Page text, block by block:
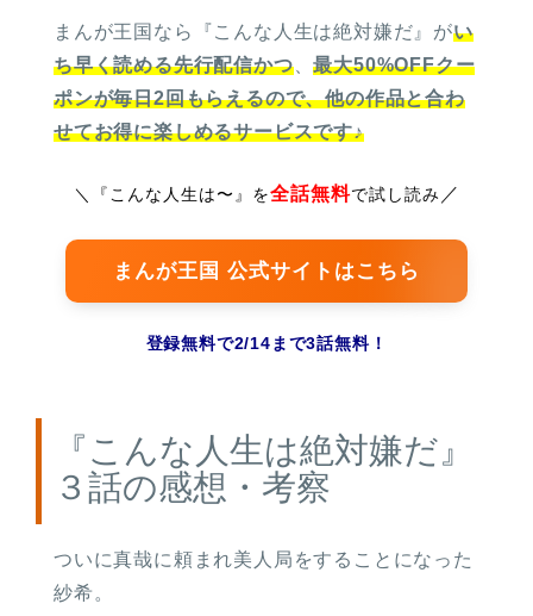
まんが王国なら『こんな人生は絶対嫌だ』がい
ち早く読める先行配信かつ、最大50%OFFクー
ポンが毎日2回もらえるので、他の作品と合わ
せてお得に楽しめるサービスです♪
＼ 『こんな人生は〜』を全話無料で試し読み ／
まんが王国 公式サイトはこちら
登録無料で2/14まで3話無料！
『こんな人生は絶対嫌だ』
３話の感想・考察
ついに真哉に頼まれ美人局をすることになった
紗希。